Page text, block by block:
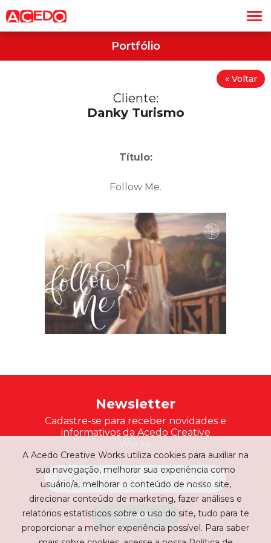
Portfólio
« Voltar
Cliente:
Danky Turismo
Título:
Follow Me.
Newsletter
Cadastre-se para receber novidades e
informativos da Acedo Creative
Cadastrar
A Acedo Creative Works utiliza cookies para auxiliar na
sua navegação, melhorar sua experiência como
usuário/a, melhorar o conteúdo de nosso site,
direcionar conteúdo de marketing, fazer análises e
relatórios estatísticos sobre o uso do site, tudo para te
proporcionar a melhor experiência possível. Para saber